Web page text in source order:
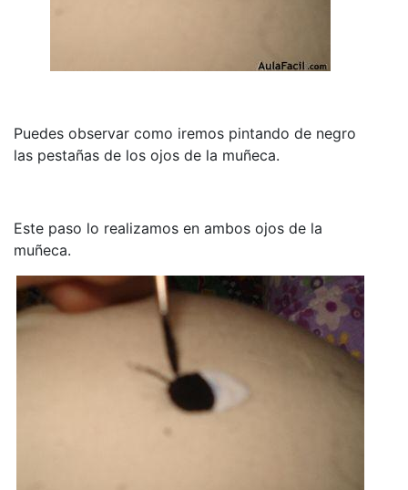
Puedes observar como iremos pintando de negro
las pestañas de los ojos de la muñeca.
Este paso lo realizamos en ambos ojos de la
muñeca.